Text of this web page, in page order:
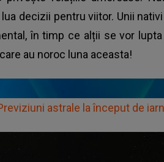
decizii pentru viitor. Unii
în timp ce alții se vor
au noroc luna aceasta!
astrale la început de